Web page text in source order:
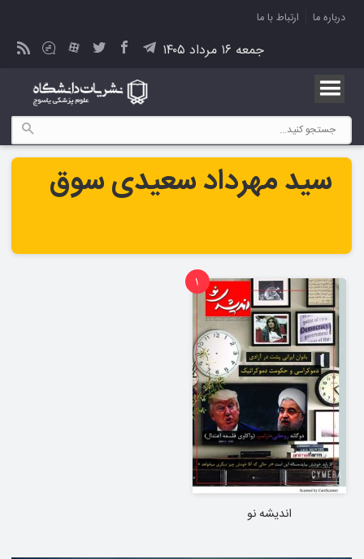
درباره ما ارتباط با ما
جمعه ۱۶ مرداد ۱۴۰۵
سید مهرداد سعیدی سوق
1
اندیشه نو